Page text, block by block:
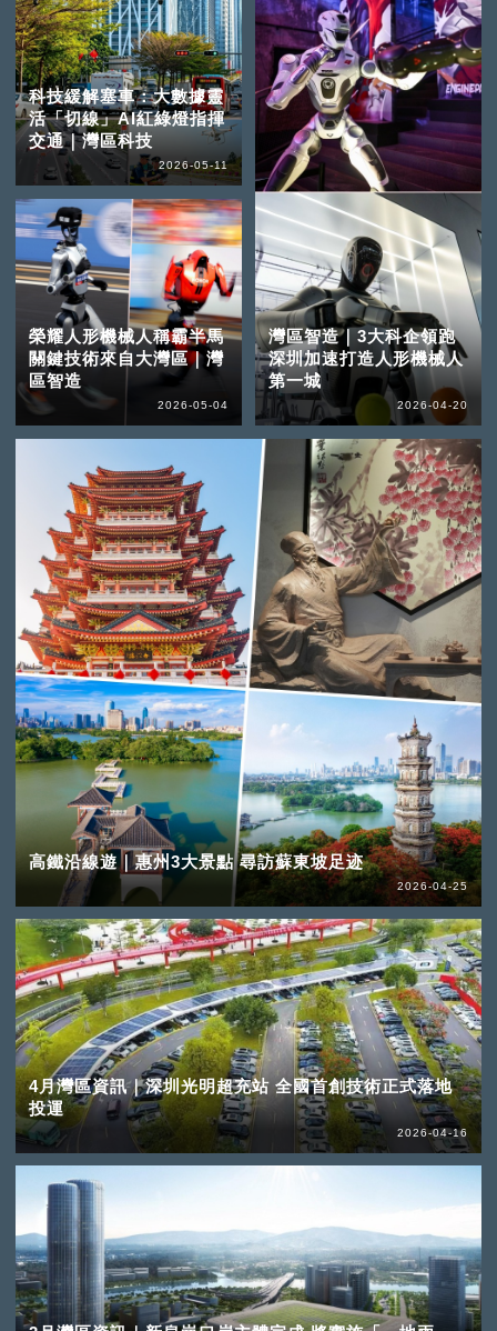
科技緩解塞車：大數據靈
活「切線」AI紅綠燈指揮
交通｜灣區科技
2026-05-11
榮耀人形機械人稱霸半馬
關鍵技術來自大灣區｜灣
區智造
2026-05-04
高鐵沿線遊｜惠州3大景點 尋訪蘇東坡足迹
2026-04-25
灣區智造｜3大科企領跑
深圳加速打造人形機械人
第一城
2026-04-20
4月灣區資訊｜深圳光明超充站 全國首創技術正式落地
投運
2026-04-16